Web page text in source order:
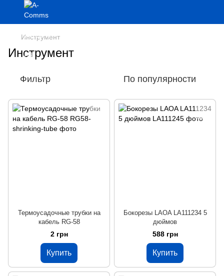
Инструмент
Инструмент
Фильтр По популярности
Термоусадочные трубки на
кабель RG-58
2 грн
Купить
Бокорезы LAOA LA111234 5
дюймов
588 грн
Купить